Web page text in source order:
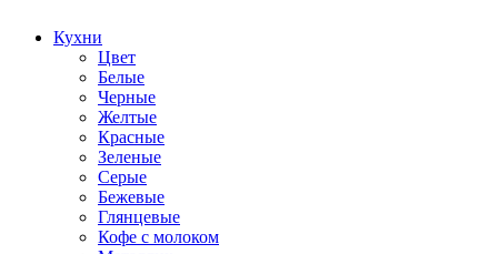
Кухни
Цвет
Белые
Черные
Желтые
Красные
Зеленые
Серые
Бежевые
Глянцевые
Кофе с молоком